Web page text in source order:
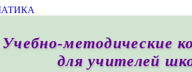
Учебно-методические
для учителей